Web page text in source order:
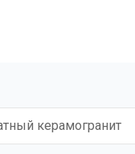
керамогранит